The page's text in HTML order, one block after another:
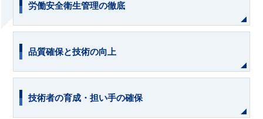
労働安全衛生管理の徹底
品質確保と技術の向上
技術者の育成・担い手の確保